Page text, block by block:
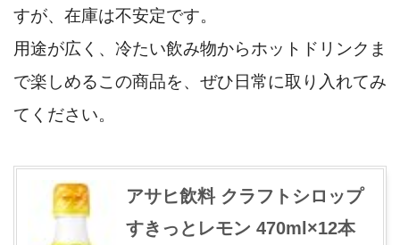
すが、在庫は不安定です。
用途が広く、冷たい飲み物からホットドリンクま
で楽しめるこの商品を、ぜひ日常に取り入れてみ
てください。
アサヒ飲料 クラフトシロップ
すきっとレモン 470ml×12本